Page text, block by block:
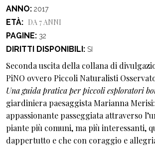
ANNO 2017
ETÀ
DA 7 ANNI
PAGINE
32
DIRITTI DISPONIBILI SI
Seconda uscita della collana di
PiNO ovvero Piccoli Naturalisti
Una guida pratica per piccoli esploratori
giardiniera paesaggista Marianna
appassionante passeggiata attraverso
piante più comuni, ma più interessanti,
dappertutto e che con coraggio e